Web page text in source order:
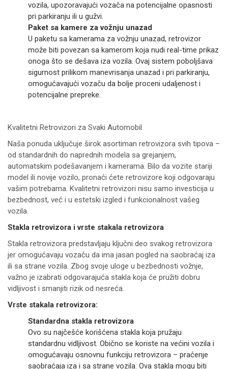
vozila, upozoravajući vozača na potencijalne opasnosti
pri parkiranju ili u gužvi.
Paket sa kamere za vožnju unazad
U paketu sa kamerama za vožnju unazad, retrovizor
može biti povezan sa kamerom koja nudi real-time prikaz
onoga što se dešava iza vozila. Ovaj sistem poboljšava
sigurnost prilikom manevrisanja unazad i pri parkiranju,
omogućavajući vozaču da bolje proceni udaljenost i
potencijalne prepreke.
Kvalitetni Retrovizori za Svaki Automobil
Naša ponuda uključuje širok asortiman retrovizora svih tipova –
od standardnih do naprednih modela sa grejanjem,
automatskim podešavanjem i kamerama. Bilo da vozite stariji
model ili novije vozilo, pronaći ćete retrovizore koji odgovaraju
vašim potrebama. Kvalitetni retrovizori nisu samo investicija u
bezbednost, već i u estetski izgled i funkcionalnost vašeg
vozila.
Stakla retrovizora i vrste stakala retrovizora
Stakla retrovizora predstavljaju ključni deo svakog retrovizora
jer omogućavaju vozaču da ima jasan pogled na saobraćaj iza
ili sa strane vozila. Zbog svoje uloge u bezbednosti vožnje,
važno je izabrati odgovarajuća stakla koja će pružiti dobru
vidljivost i smanjiti rizik od nesreća.
Vrste stakala retrovizora:
Standardna stakla retrovizora
Ovo su najčešće korišćena stakla koja pružaju
standardnu vidljivost. Obično se koriste na većini vozila i
omogućavaju osnovnu funkciju retrovizora – praćenje
saobraćaja iza i sa strane vozila. Ova stakla mogu biti